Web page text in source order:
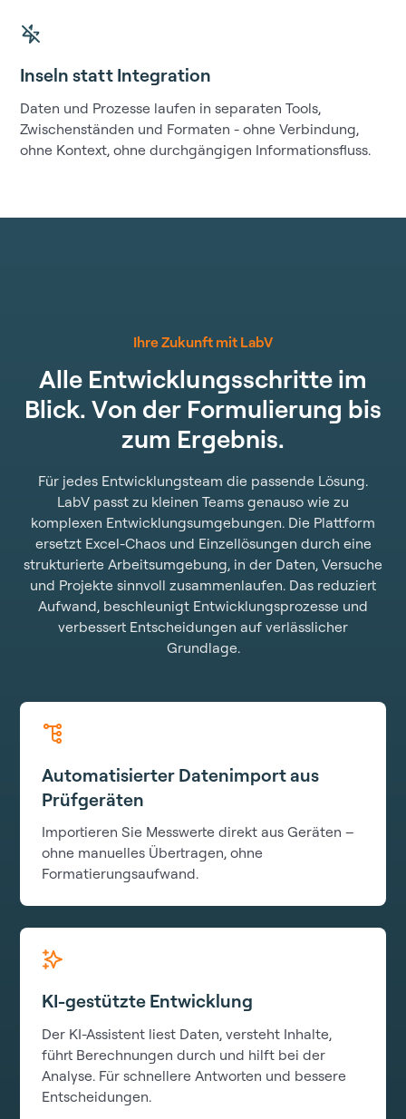
Inseln statt Integration
Daten und Prozesse laufen in separaten Tools,
Zwischenständen und Formaten - ohne Verbindung,
ohne Kontext, ohne durchgängigen Informationsfluss.
Ihre Zukunft mit LabV
Alle Entwicklungsschritte im
Blick. Von der Formulierung bis
zum Ergebnis.
Für jedes Entwicklungsteam die passende Lösung.
LabV passt zu kleinen Teams genauso wie zu
komplexen Entwicklungsumgebungen. Die Plattform
ersetzt Excel-Chaos und Einzellösungen durch eine
strukturierte Arbeitsumgebung, in der Daten, Versuche
und Projekte sinnvoll zusammenlaufen. Das reduziert
Aufwand, beschleunigt Entwicklungsprozesse und
verbessert Entscheidungen auf verlässlicher
Grundlage.
Automatisierter Datenimport aus
Prüfgeräten
Importieren Sie Messwerte direkt aus Geräten –
ohne manuelles Übertragen, ohne
Formatierungsaufwand.
KI-gestützte Entwicklung
Der KI-Assistent liest Daten, versteht Inhalte,
führt Berechnungen durch und hilft bei der
Analyse. Für schnellere Antworten und bessere
Entscheidungen.